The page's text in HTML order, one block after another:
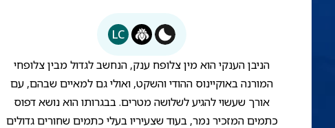
LC
הניבן הענקי הוא מין צלופח ענק, הנחשב לגדול מבין צלופחי
המורנה באוקיינוס ההודי והשקט, ואולי גם למאיים שבהם, עם
אורך שעשוי להגיע לשלושה מטרים. בבגרותו הוא נושא דפוס
כתמים המזכיר נמר, בעוד שצעיריו בעלי כתמים שחורים גדולים